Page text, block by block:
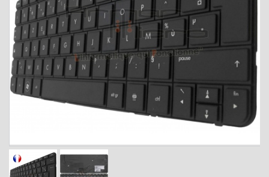
HP Open submenu
LENOVO 10
Open submenu
MEDION 2
Open submenu
MSI 1
Open submenu
SAMSUNG